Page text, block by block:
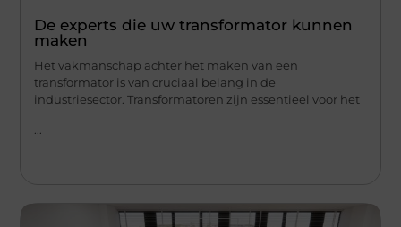
De experts die uw transformator kunnen
maken
Het vakmanschap achter het maken van een
transformator is van cruciaal belang in de
industriesector. Transformatoren zijn essentieel voor het